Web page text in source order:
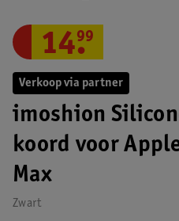
Verkoop via partner
imoshion
koord voor
Max
Zwart
14.
99